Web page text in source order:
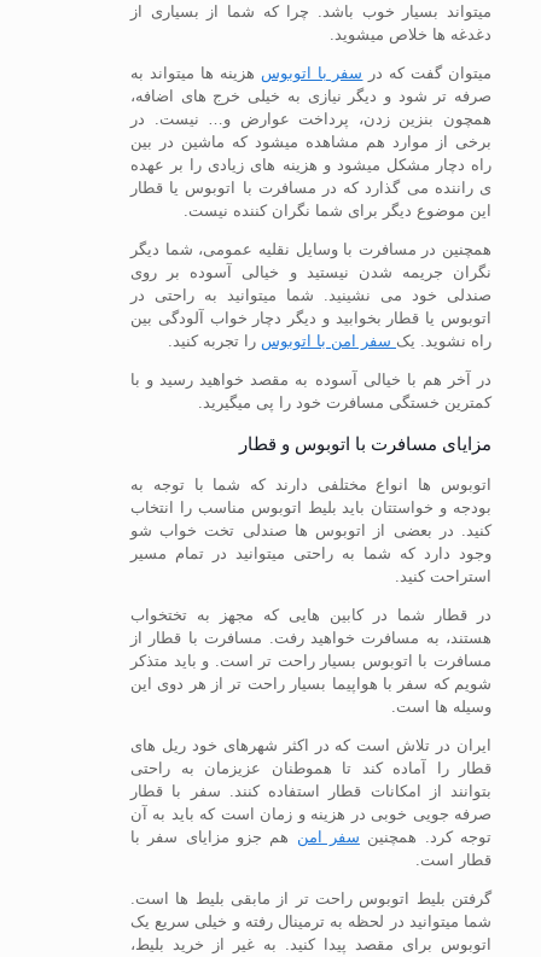
میتواند بسیار خوب باشد. چرا که شما از بسیاری از
دغدغه ها خلاص میشوید.
میتوان گفت که در سفر با اتوبوس هزینه ها میتواند به
صرفه تر شود و دیگر نیازی به خیلی خرج های اضافه،
همچون بنزین زدن، پرداخت عوارض و… نیست. در
برخی از موارد هم مشاهده میشود که ماشین در بین
راه دچار مشکل میشود و هزینه های زیادی را بر عهده
ی راننده می گذارد که در مسافرت با اتوبوس یا قطار
این موضوع دیگر برای شما نگران کننده نیست.
همچنین در مسافرت با وسایل نقلیه عمومی، شما دیگر
نگران جریمه شدن نیستید و خیالی آسوده بر روی
صندلی خود می نشینید. شما میتوانید به راحتی در
اتوبوس یا قطار بخوابید و دیگر دچار خواب آلودگی بین
راه نشوید. یک سفر امن با اتوبوس را تجربه کنید.
در آخر هم با خیالی آسوده به مقصد خواهید رسید و با
کمترین خستگی مسافرت خود را پی میگیرید.
مزایای مسافرت با اتوبوس و قطار
اتوبوس ها انواع مختلفی دارند که شما با توجه به
بودجه و خواستتان باید بلیط اتوبوس مناسب را انتخاب
کنید. در بعضی از اتوبوس ها صندلی تخت خواب شو
وجود دارد که شما به راحتی میتوانید در تمام مسیر
استراحت کنید.
در قطار شما در کابین هایی که مجهز به تختخواب
هستند، به مسافرت خواهید رفت. مسافرت با قطار از
مسافرت با اتوبوس بسیار راحت تر است. و باید متذکر
شویم که سفر با هواپیما بسیار راحت تر از هر دوی این
وسیله ها است.
ایران در تلاش است که در اکثر شهرهای خود ریل های
قطار را آماده کند تا هموطنان عزیزمان به راحتی
بتوانند از امکانات قطار استفاده کنند. سفر با قطار
صرفه جویی خوبی در هزینه و زمان است که باید به آن
توجه کرد. همچنین سفر امن هم جزو مزایای سفر با
قطار است.
گرفتن بلیط اتوبوس راحت تر از مابقی بلیط ها است.
شما میتوانید در لحظه به ترمینال رفته و خیلی سریع یک
اتوبوس برای مقصد پیدا کنید. به غیر از خرید بلیط،